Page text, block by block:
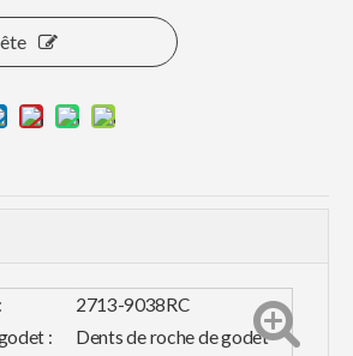
2713-9038RC
:
Dents de roche de godet